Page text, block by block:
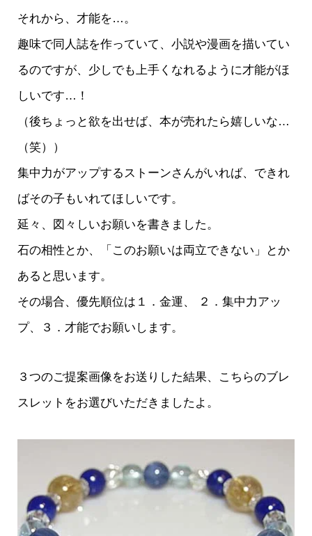
それから、才能を…。
趣味で同人誌を作っていて、小説や漫画を描いてい
るのですが、少しでも上手くなれるように才能がほ
しいです…！
（後ちょっと欲を出せば、本が売れたら嬉しいな…
（笑））
集中力がアップするストーンさんがいれば、できれ
ばその子もいれてほしいです。
延々、図々しいお願いを書きました。
石の相性とか、「このお願いは両立できない」とか
あると思います。
その場合、優先順位は１．金運、 ２．集中力アッ
プ、３．才能でお願いします。
３つのご提案画像をお送りした結果、こちらのブレ
スレットをお選びいただきましたよ。